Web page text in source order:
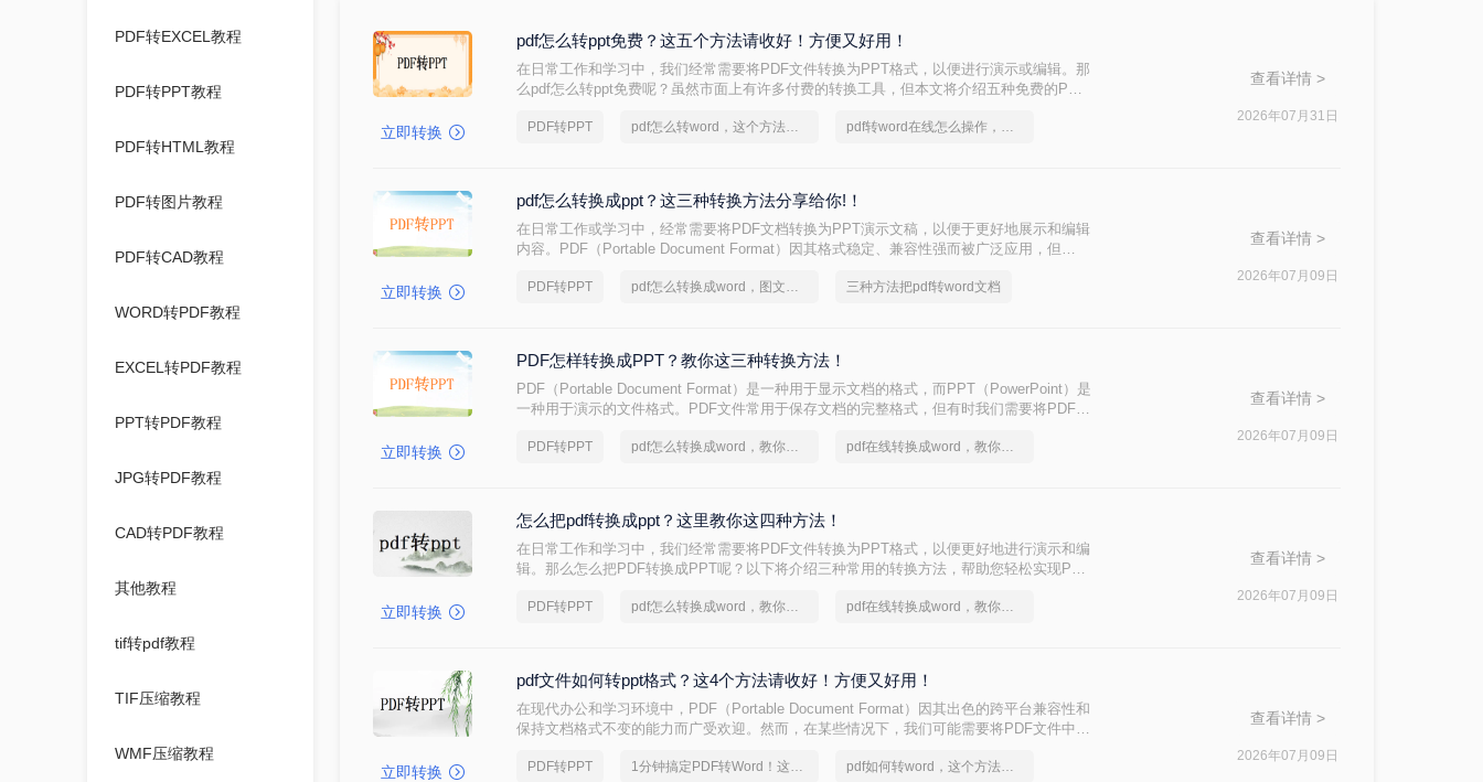
PDF转EXCEL教程
PDF转PPT教程
PDF转HTML教程
PDF转图片教程
PDF转CAD教程
WORD转PDF教程
EXCEL转PDF教程
PPT转PDF教程
JPG转PDF教程
CAD转PDF教程
其他教程
tif转pdf教程
TIF压缩教程
WMF压缩教程
立即转换
pdf怎么转ppt免费？这五个方法请收好！方便又好用！
在日常工作和学习中，我们经常需要将PDF文件转换为PPT格式，以便进行演示或编辑。那
么pdf怎么转ppt免费呢？虽然市面上有许多付费的转换工具，但本文将介绍五种免费的PDF
PDF转PPT pdf怎么转word，这个方法简单又方便 pdf转word在线怎么操作，这个方法简单又方便
查看详情 >
2026年07月31日
立即转换
pdf怎么转换成ppt？这三种转换方法分享给你!！
在日常工作或学习中，经常需要将PDF文档转换为PPT演示文稿，以便于更好地展示和编辑
内容。PDF（Portable Document Format）因其格式稳定、兼容性强而被广泛应用，但
绍三种将PDF转换为PPT的高效方法，帮助您轻松完成格式转换。
PDF转PPT pdf怎么转换成word，图文教程分享 三种方法把pdf转word文档
查看详情 >
2026年07月09日
立即转换
PDF怎样转换成PPT？教你这三种转换方法！
PDF（Portable Document Format）是一种用于显示文档的格式，而PPT（PowerPoint）是
一种用于演示的文件格式。PDF文件常用于保存文档的完整格式，但有时我们需要将PDF文
绍三种方法，以帮助您将PDF文件转换为PPT文件。
PDF转PPT pdf怎么转换成word，教你一个方法 pdf在线转换成word，教你一个方法
查看详情 >
2026年07月09日
立即转换
怎么把pdf转换成ppt？这里教你这四种方法！
在日常工作和学习中，我们经常需要将PDF文件转换为PPT格式，以便更好地进行演示和编
辑。那么怎么把PDF转换成PPT呢？以下将介绍三种常用的转换方法，帮助您轻松实现PDF
PDF转PPT pdf怎么转换成word，教你一个方法 pdf在线转换成word，教你一个方法
查看详情 >
2026年07月09日
立即转换
pdf文件如何转ppt格式？这4个方法请收好！方便又好用！
在现代办公和学习环境中，PDF（Portable Document Format）因其出色的跨平台兼容性和
保持文档格式不变的能力而广受欢迎。然而，在某些情况下，我们可能需要将PDF文件中的
文件如何转ppt格式呢？本文将详细介绍几种将PDF文件转换为PPT格式的有效方法，帮助
PDF转PPT 1分钟搞定PDF转Word！这2个方法，一定要收好！ pdf如何转word，这个方法简单又方便
查看详情 >
2026年07月09日